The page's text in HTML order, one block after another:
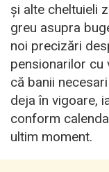
și alte cheltuieli
greu asupra
noi precizări
pensionarilor cu
că banii
deja în vigoare,
conform
ultim moment.